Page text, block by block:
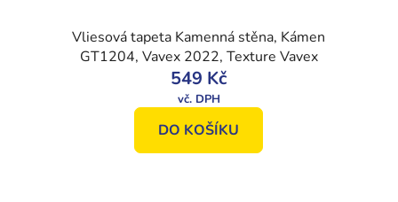
Vliesová tapeta Kamenná stěna, Kámen
GT1204, Vavex 2022, Texture Vavex
549 Kč
DO KOŠÍKU